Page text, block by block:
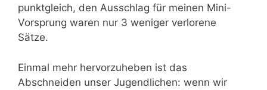
punktgleich, den Ausschlag für meinen Mini-
Vorsprung waren nur 3 weniger verlorene
Sätze.
Einmal mehr hervorzuheben ist das
Abschneiden unser Jugendlichen: wenn wir